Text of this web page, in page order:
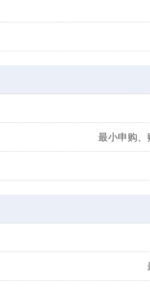
最小申购、